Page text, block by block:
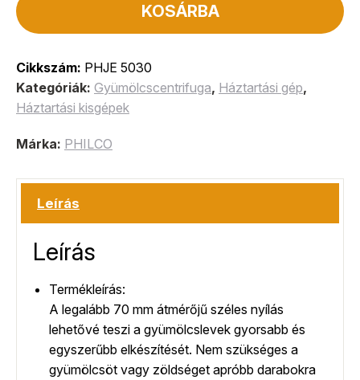
KOSÁRBA
Cikkszám: PHJE 5030
Kategóriák: Gyümölcscentrifuga, Háztartási gép,
Háztartási kisgépek
Márka: PHILCO
Leírás
Leírás
Termékleírás:
A legalább 70 mm átmérőjű széles nyílás
lehetővé teszi a gyümölcslevek gyorsabb és
egyszerűbb elkészítését. Nem szükséges a
gyümölcsöt vagy zöldséget apróbb darabokra